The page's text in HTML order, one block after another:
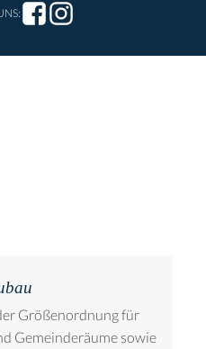
Größenordnung für
Gemeinderäume sowie